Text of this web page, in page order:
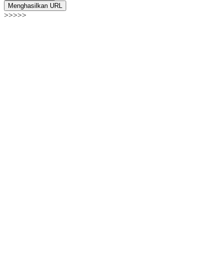
Menghasilkan URL
>>>>>